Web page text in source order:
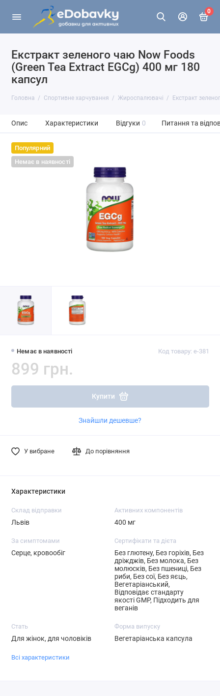
0
Екстракт зеленого чаю Now Foods
(Green Tea Extract EGCg) 400 мг 180
капсул
Головна Спортивне харчування Жироспалювачі Екстракт
Опис Характеристики Відгуки 0 Питання та
Популярний
Немає в наявності
Немає в наявності Код товару: e-381
899 грн.
Купити
Знайшли дешевше?
У вибране До порівняння
Характеристики
Склад відправки
Львів
Активних компонентів
400 мг
За симптомами
Серце, кровообіг
Сертифікати та дієта
Без глютену, Без горіхів, Без
дріжджів, Без молока, Без
молюсків, Без пшениці, Без
риби, Без сої, Без яєць,
Вегетаріанський,
Відповідає стандарту
якості GMP, Підходить для
веганів
Стать
Для жінок, для чоловіків
Форма випуску
Вегетаріанська капсула
Всі характеристики